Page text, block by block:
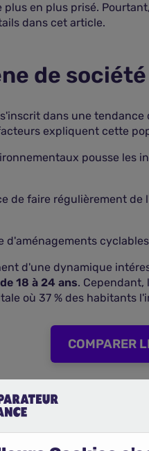
en plus prisé.
dans cet article.
de société
dans une tendance
expliquent cette
pousse les
de faire régulièrement de
d'aménagements
d'une dynamique
18 à 24 ans. Cependant,
où 37 % des habitants
COMPARER
polyvalent